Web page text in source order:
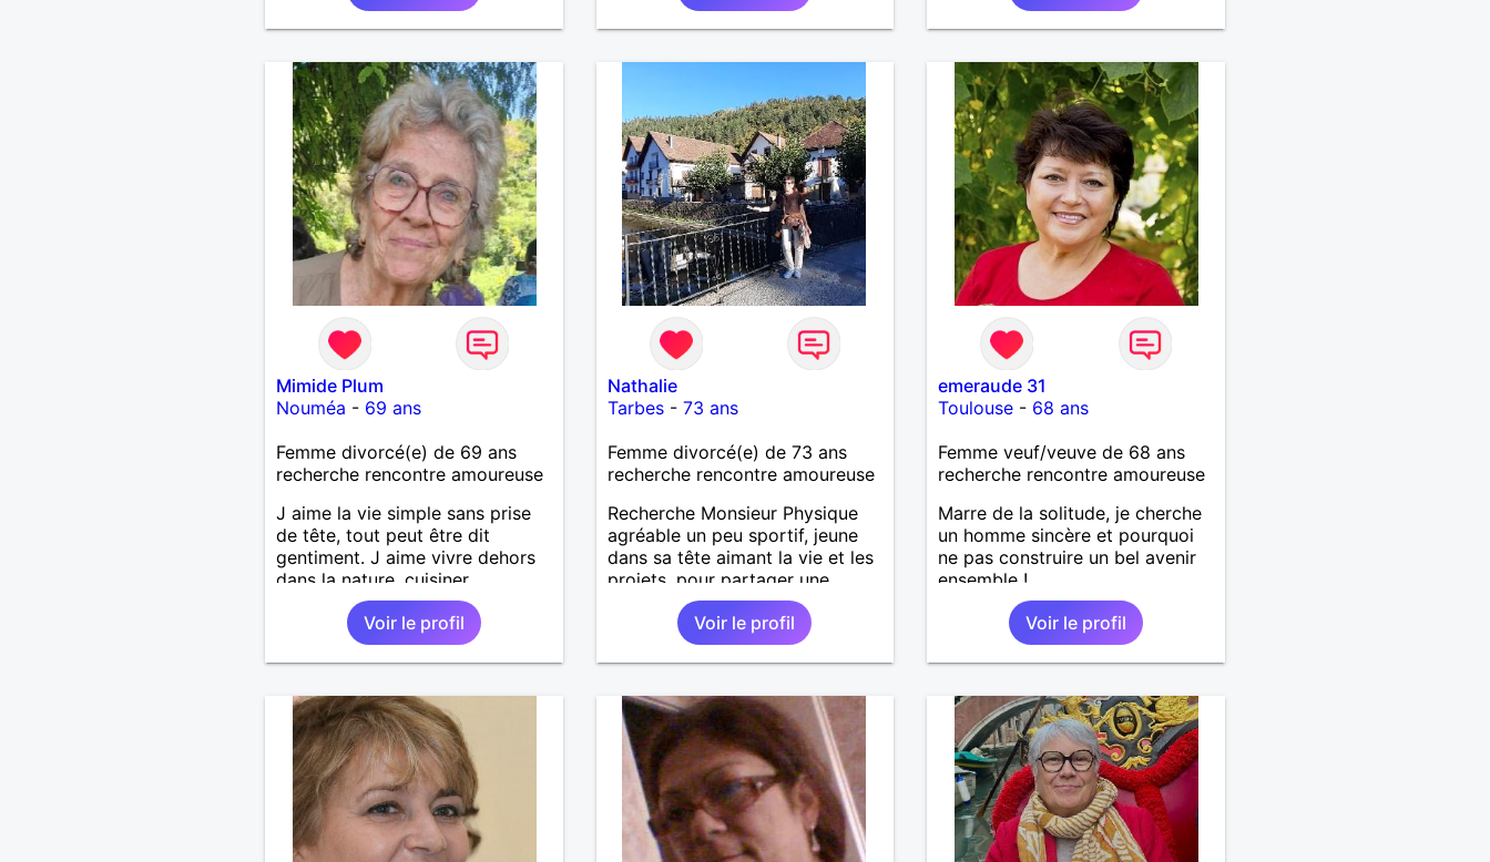
petits-enfants et mes amis.
Bénévolat auprès des enfants à
indépendant... Se rencontrer,
être à l’écoute, échanger avec
une personne de confiance,
pour une vie de partage, de
tendresse. Les voyages et où
randonnées en France ou à
l'étranger à deux en dehors des
sentiers battus me raviraient. Je
m'engage à répondre à votre
message. Au plaisir de vous lire.
Mimide Plum
Nouméa - 69 ans
Femme divorcé(e) de 69 ans
recherche rencontre amoureuse
J aime la vie simple sans prise
de tête, tout peut être dit
gentiment. J aime vivre dehors
dans la nature, cuisiner,
randonner, camper, voyager,
découvrir, comprendre des
nouveaux trucs techniques et
sur la vie des êtres vivants. J
bois pratiquement pas d alcool,
je fume rarement, je ris souvent.
Je cherche un vrai amoureux
pour continuer à profiter de la
vie mais à deux. Je peux tout
faire toute seule, mais j en ai
marre je veux partagé et rigoler
Voir le profil
Nathalie
Tarbes- 73 ans
Femme divorcé(e) de 73 ans
recherche rencontre amoureuse
Recherche Monsieur Physique
agréable un peu sportif, jeune
dans sa tête aimant la vie et les
projets, pour partager une
relation sérieuse basée sur la
confiance je vous espère J.J
Voir le profil
emeraude 31
Toulouse - 68 ans
Femme veuf/veuve de 68 ans
recherche rencontre amoureuse
Marre de la solitude, je cherche
un homme sincère et pourquoi
ne pas construire un bel avenir
ensemble !
Voir le profil